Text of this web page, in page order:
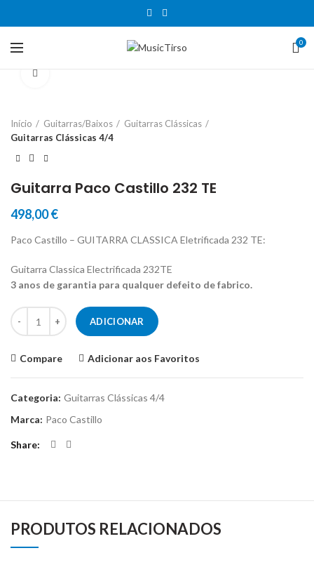
0
Início Guitarras/Baixos
Guitarras Clássicas
Guitarras Clássicas 4/4
Guitarra Paco Castillo 232 TE
498,00€
Paco Castillo – GUITARRA CLASSICA Eletrificada 232 TE:
Guitarra Classica Electrificada 232TE
3 anos de garantia para qualquer defeito de fabrico.
Quantidade de Guitarra Paco Castillo 232 TE
ADICIONAR
Compare Adicionar aos Favoritos
Categoria: Guitarras Clássicas 4/4
Marca: Paco Castillo
Share
PRODUTOS RELACIONADOS